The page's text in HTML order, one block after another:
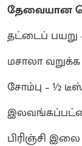
தேவையான
தட்டைப் பயறு
மசாலா வறுக்க
சோம்பு – ½
பிரிஞ்சி இலை